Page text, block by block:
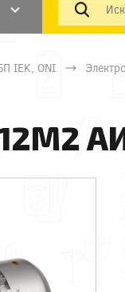
IEK, ONI